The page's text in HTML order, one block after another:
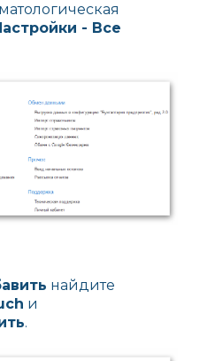
- Все
найдите
и
.